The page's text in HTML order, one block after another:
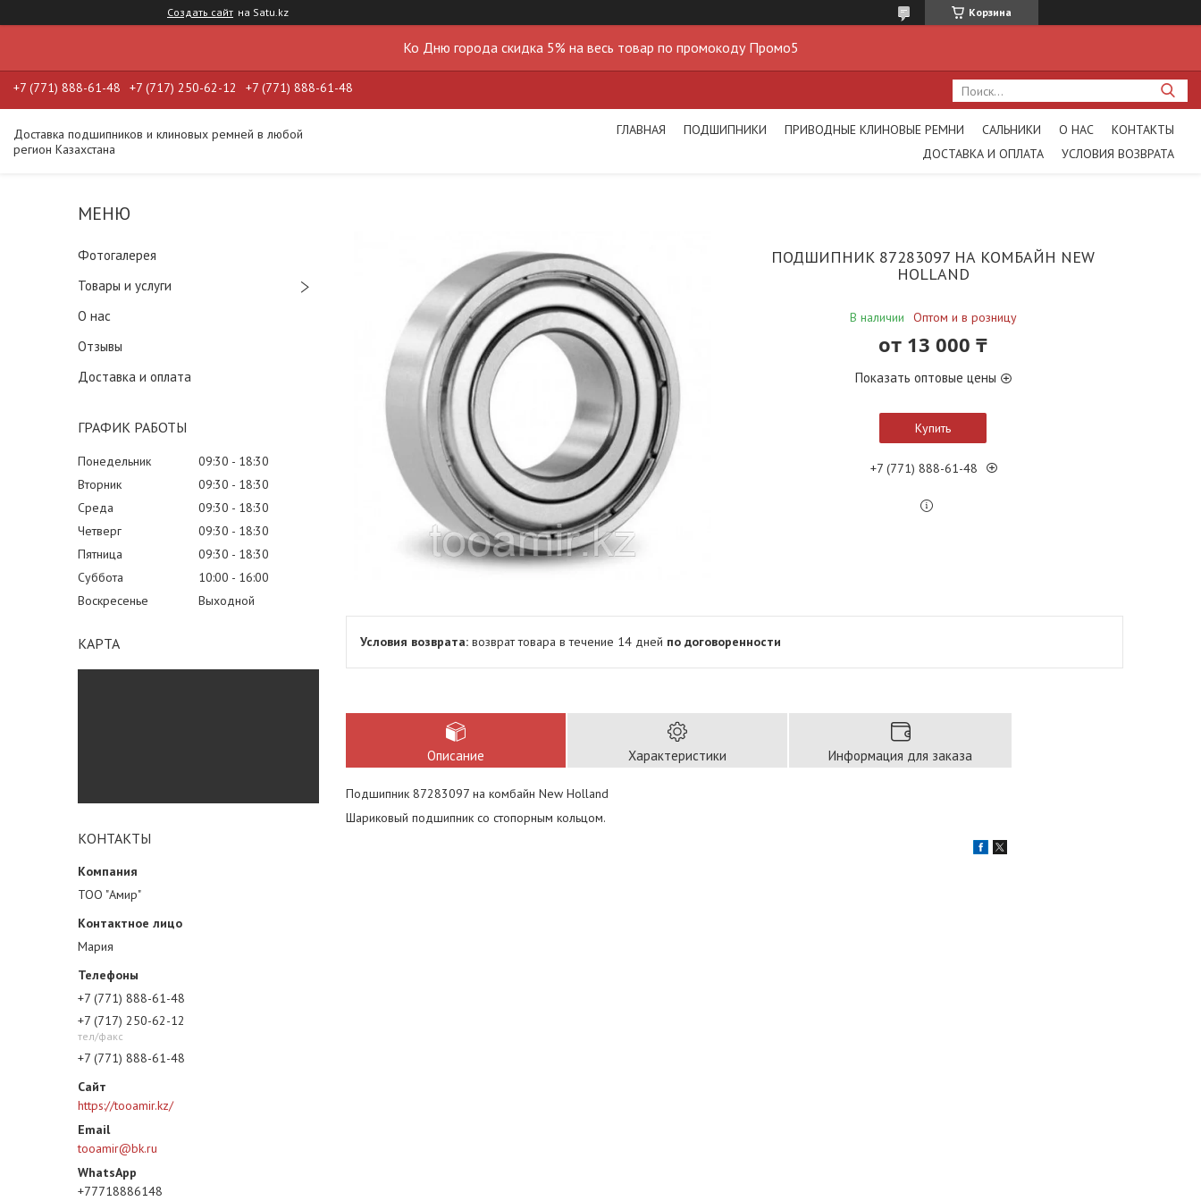
Создать сайт на Satu.kz Корзина
Ко Дню города скидка 5% на весь товар по промокоду Промо5
+7 (771) 888-61-48 +7 (717) 250-62-12 +7 (771) 888-61-48
Доставка подшипников и клиновых ремней в любой
регион Казахстана
ГЛАВНАЯ ПОДШИПНИКИ ПРИВОДНЫЕ КЛИНОВЫЕ РЕМНИ САЛЬНИКИ О НАС
КОНТАКТЫ
ДОСТАВКА И ОПЛАТА
УСЛОВИЯ ВОЗВРАТА
Фотогалерея
Товары и услуги
О нас
Отзывы
Доставка и оплата
ГРАФИК РАБОТЫ
Понедельник 09:30
18:30
Вторник
09:30
18:30
Среда
09:30
18:30
Четверг
09:30
18:30
Пятница
09:30
18:30
Суббота
10:00
16:00
Воскресенье
Выходной
КАРТА
КОНТАКТЫ
ТОО "Амир"
Мария
+7 (771) 888-61-48
+7 (717) 250-62-12
тел/факс
+7 (771) 888-61-48
https://tooamir.kz/
tooamir@bk.ru
+77718886148
ПОДШИПНИК 87283097 НА КОМБАЙН NEW
HOLLAND
В наличии Оптом и в розницу
от 13 000 ₸
Показать оптовые цены
Купить
+7 (771) 888-61-48
возврат товара в течение 14 дней по договоренности
Описание Характеристики Информация для заказа
Подшипник 87283097 на комбайн New Holland
Шариковый подшипник со стопорным кольцом.